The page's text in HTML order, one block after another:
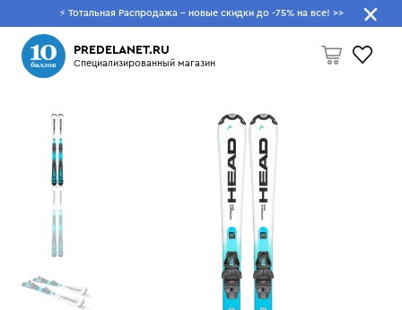
⚡ Тотальная Распродажа - новые скидки до -75% на все! >>
PREDELANET.RU
Специализированный магазин
Пусто
Что будем искать?